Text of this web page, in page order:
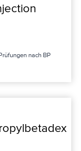
nach BP